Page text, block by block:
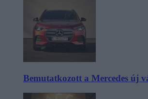
Bemutatkozott a Mercedes új